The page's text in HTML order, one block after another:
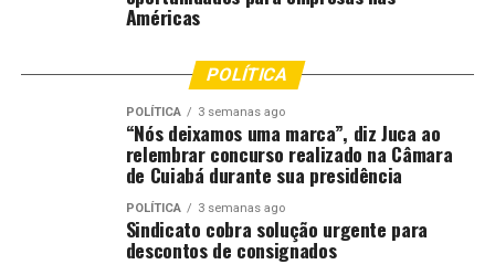
Américas
POLÍTICA
POLÍTICA 3 semanas ago
“Nós deixamos uma marca”, diz Juca ao
relembrar concurso realizado na Câmara
de Cuiabá durante sua presidência
POLÍTICA 3 semanas ago
Sindicato cobra solução urgente para
descontos de consignados